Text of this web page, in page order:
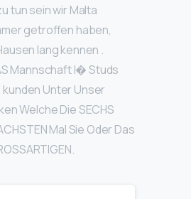
tun sein wir Malta
getroffen haben,
lang kennen .
Mannschaft I� Studs
kunden Unter Unser
Welche Die SECHS
Mal Sie Oder Das